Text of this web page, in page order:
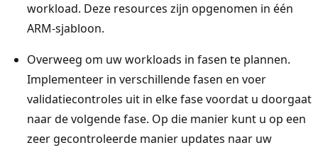
workload. Deze resources zijn opgenomen in één
ARM-sjabloon.
Overweeg om uw workloads in fasen te plannen.
Implementeer in verschillende fasen en voer
validatiecontroles uit in elke fase voordat u doorgaat
naar de volgende fase. Op die manier kunt u op een
zeer gecontroleerde manier updates naar uw